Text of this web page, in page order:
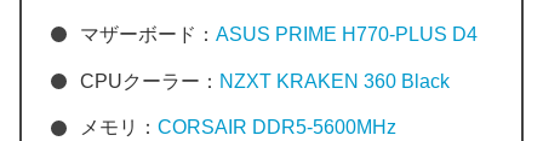
マザーボード： ASUS PRIME H770-PLUS D4
CPUクーラー： NZXT KRAKEN 360 Black
メモリ： CORSAIR DDR5-5600MHz